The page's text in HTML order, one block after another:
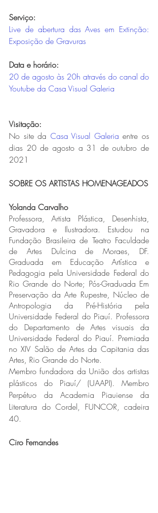
Serviço:
Live de abertura das Aves em Extinção:
Exposição de Gravuras
Data e horário:
20 de agosto às 20h através do canal do
Youtube da Casa Visual Galeria
Visitação:
No site da Casa Visual Galeria entre os
dias 20 de agosto a 31 de outubro de
2021
SOBRE OS ARTISTAS HOMENAGEADOS
Yolanda Carvalho
Professora, Artista Plástica, Desenhista,
Gravadora e Ilustradora. Estudou na
Fundação Brasileira de Teatro Faculdade
de Artes Dulcina de Moraes, DF.
Graduada em Educação Artística e
Pedagogia pela Universidade Federal do
Rio Grande do Norte; Pós-Graduada Em
Preservação da Arte Rupestre, Núcleo de
Antropologia da Pré-História pela
Universidade Federal do Piauí. Professora
do Departamento de Artes visuais da
Universidade Federal do Piauí. Premiada
no XIV Salão de Artes da Capitania das
Artes, Rio Grande do Norte.
Membro fundadora da União dos artistas
plásticos do Piauí/ (UAAPI). Membro
Perpétuo da Academia Piauiense da
Literatura do Cordel, FUNCOR, cadeira
40.
Ciro Fernandes